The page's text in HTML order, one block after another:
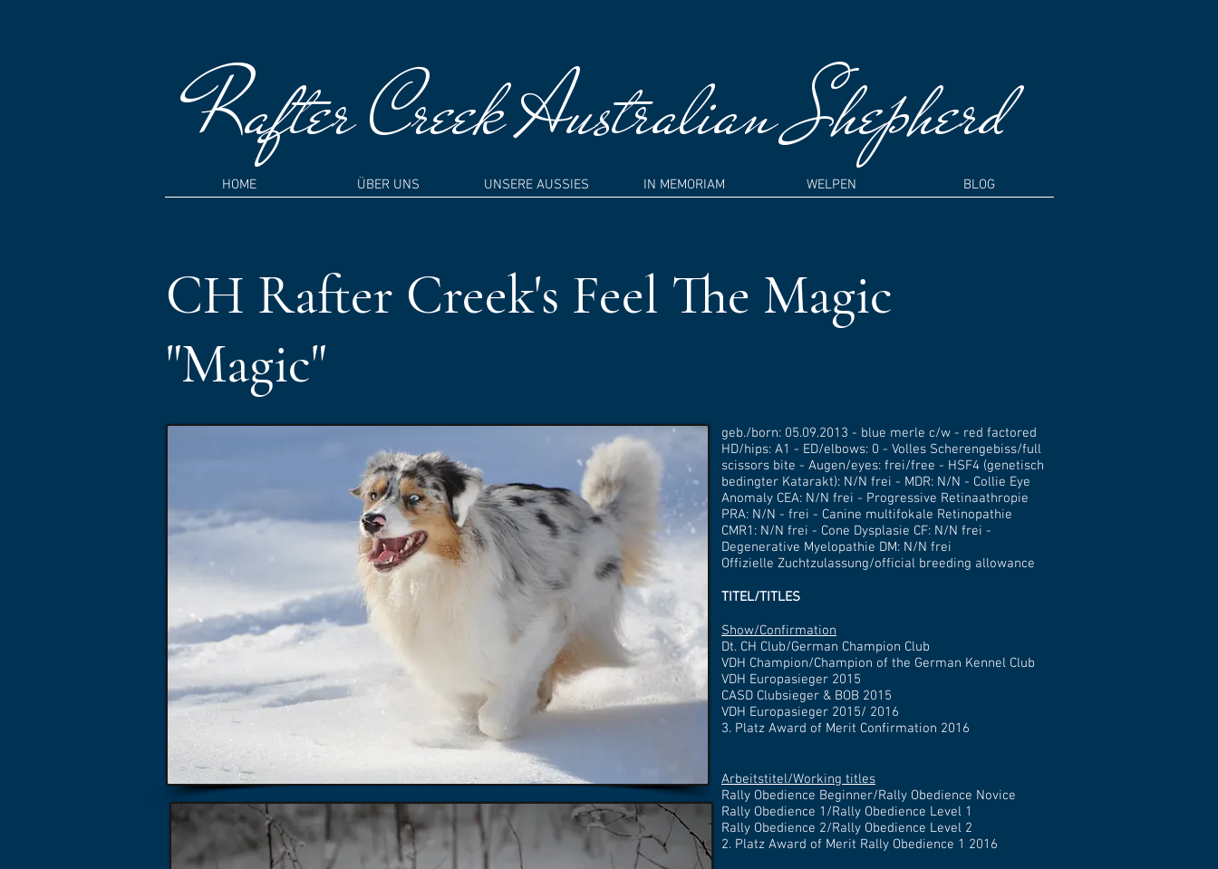
RafterCreek Australian Shepherd
HOME ÜBER UNS UNSERE AUSSIES IN MEMORIAM WELPEN BLOG
CH Rafter Creek's Feel The Magic
"Magic"
geb./born: 05.09.2013 - blue merle c/w - red factored
HD/hips: A1 - ED/elbows: 0 - Volles Scherengebiss/full
scissors bite - Augen/eyes: frei/free - HSF4 (genetisch
bedingter Katarakt): N/N frei - MDR: N/N - Collie Eye
Anomaly CEA: N/N frei - Progressive Retinaathropie
PRA: N/N - frei - Canine multifokale Retinopathie
CMR1: N/N frei - Cone Dysplasie CF: N/N frei -
Degenerative Myelopathie DM: N/N frei
Offizielle Zuchtzulassung/official breeding allowance
TITEL/TITLES
Show/Confirmation
Dt. CH Club/German Champion Club
VDH Champion/Champion of the German Kennel Club
VDH Europasieger 2015
CASD Clubsieger & BOB 2015
VDH Europasieger 2015/ 2016
3. Platz Award of Merit Confirmation 2016
Arbeitstitel/Working titles
Rally Obedience Beginner/Rally Obedience Novice
Rally Obedience 1/Rally Obedience Level 1
Rally Obedience 2/Rally Obedience Level 2
2. Platz Award of Merit Rally Obedience 1 2016